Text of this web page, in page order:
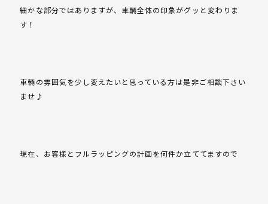
細かな部分ではありますが、車輛全体の印象がグッと変わりま
す！
車輛の雰囲気を少し変えたいと思っている方は是非ご相談下さい
ませ♪
現在、お客様とフルラッピングの計画を何件か立ててますので